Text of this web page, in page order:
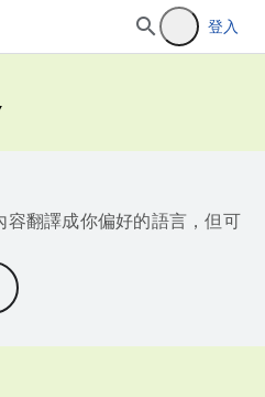
登入
翻譯成你偏好的語言，但可